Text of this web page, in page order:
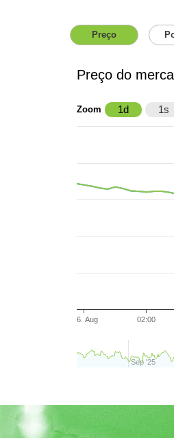
Preço
Preço do
6. Aug 02:00
Sep '25
Zoom 1d 1s